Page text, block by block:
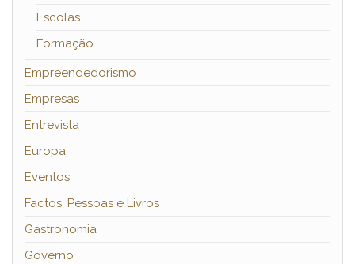
Escolas
Formação
Empreendedorismo
Empresas
Entrevista
Europa
Eventos
Factos, Pessoas e Livros
Gastronomia
Governo